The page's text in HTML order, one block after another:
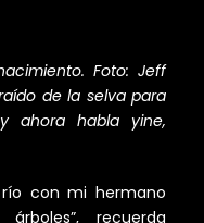
Foto: Jeff
de la selva para
ahora habla yine,
con mi hermano
recuerda